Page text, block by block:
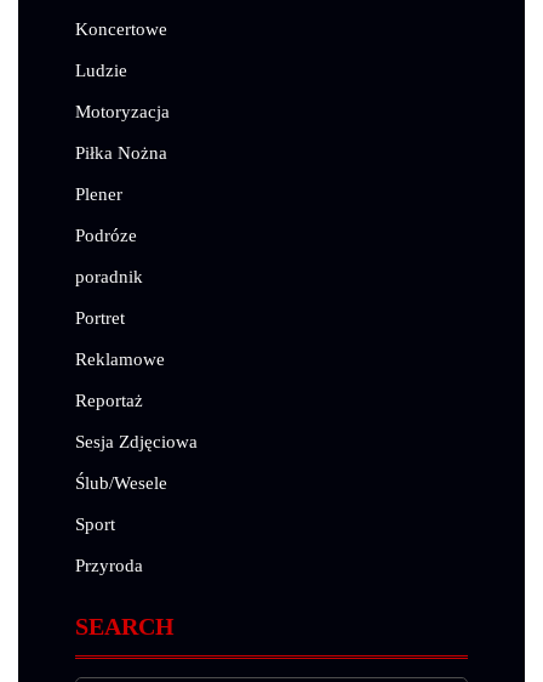
Koncertowe
Ludzie
Motoryzacja
Piłka Nożna
Plener
Podróze
poradnik
Portret
Reklamowe
Reportaż
Sesja Zdjęciowa
Ślub/Wesele
Sport
Przyroda
SEARCH